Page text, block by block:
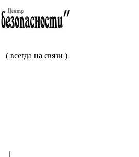
( всегда на связи )